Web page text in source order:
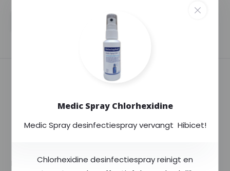
Per paar in een
Medic Spray Chlorhexidine
Medic Spray desinfectiespray vervangt Hibicet!
Chlorhexidine desinfectiespray reinigt en